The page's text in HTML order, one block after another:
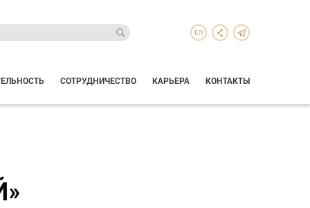
EN
СОТРУДНИЧЕСТВО КАРЬЕРА КОНТАКТЫ